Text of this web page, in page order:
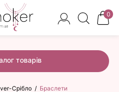
0
товарів
Срібло / Браслети